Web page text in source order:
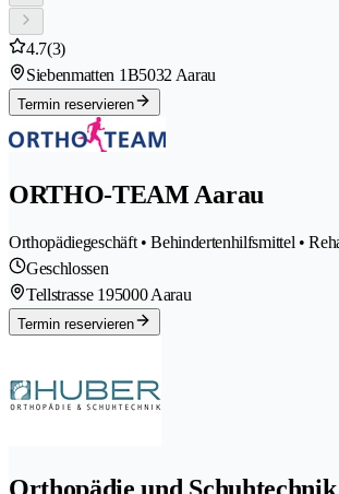
4.7(3)
Siebenmatten 1B5032 Aarau
Termin reservieren
ORTHO-TEAM Aarau
Orthopädiegeschäft • Behindertenhilfsmittel •
Geschlossen
Tellstrasse 195000 Aarau
Termin reservieren